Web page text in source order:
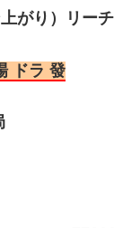
がり）リー
ドラ 發